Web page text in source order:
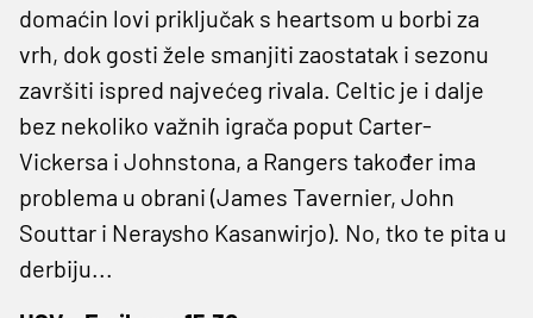
domaćin lovi priključak s heartsom u borbi za
vrh, dok gosti žele smanjiti zaostatak i sezonu
završiti ispred najvećeg rivala. Celtic je i dalje
bez nekoliko važnih igrača poput Carter-
Vickersa i Johnstona, a Rangers također ima
problema u obrani (James Tavernier, John
Souttar i Neraysho Kasanwirjo). No, tko te pita u
derbiju...